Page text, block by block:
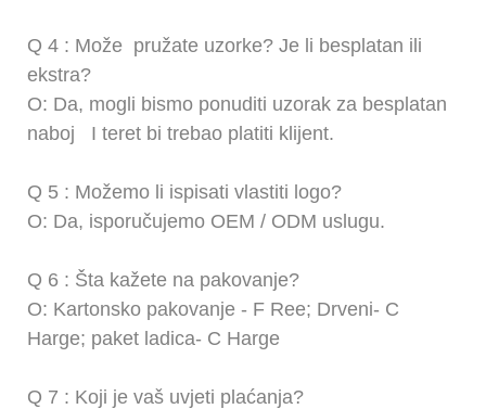
Q 4 : Može pružate uzorke? Je li besplatan ili
ekstra?
O: Da, mogli bismo ponuditi uzorak za besplatan
naboj
I teret bi trebao platiti klijent.
Q 5 : Možemo li ispisati vlastiti logo?
O: Da, isporučujemo OEM / ODM uslugu.
Q 6 : Šta kažete na pakovanje?
O: Kartonsko pakovanje - F Ree; Drveni- C
Harge; paket ladica- C Harge
Q 7 : Koji je vaš uvjeti plaćanja?